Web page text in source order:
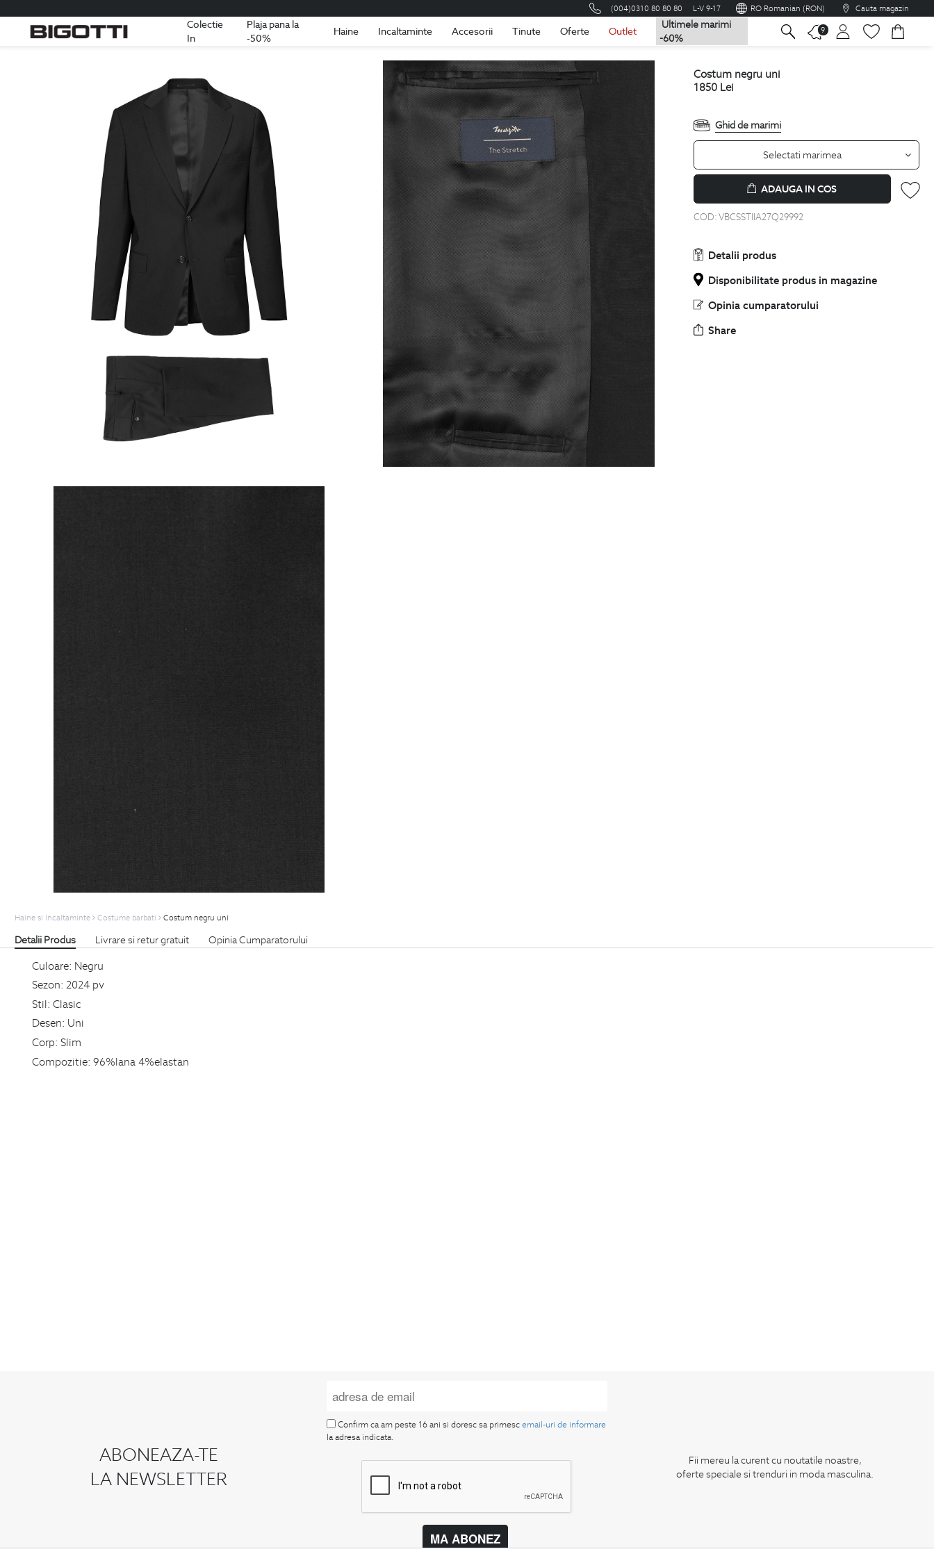
(004)0310 80 80 80 L-V 9-17 RO Romanian (RON) Cauta magazin
Colectie
In
Plaja pana la
-50%
Haine Incaltaminte Accesorii Tinute Oferte Outlet
Ultimele marimi
-60%
9
Romania Romana
costum negru uni
1850 Lei
Ghid de marimi
Selectati marimea
ADAUGA IN COS
COD:VBCSSTIIA27Q29992
Detalii produs
Disponibilitate produs in magazine
Opinia cumparatorului
Share
Haine si Incaltaminte Costume barbati Costum negru uni
Detalii Produs Livrare si retur gratuit Opinia Cumparatorului
Culoare: Negru
Sezon: 2024 pv
Stil: Clasic
Desen: Uni
Corp: Slim
Compozitie: 96%lana 4%elastan
ABONEAZA-TE
LA NEWSLETTER
Confirm ca am peste 16 ani si doresc sa primescemail-uri de informare
la adresa indicata.
MA ABONEZ
Fii mereu la curent cu noutatile noastre,
oferte speciale si trenduri in moda masculina.